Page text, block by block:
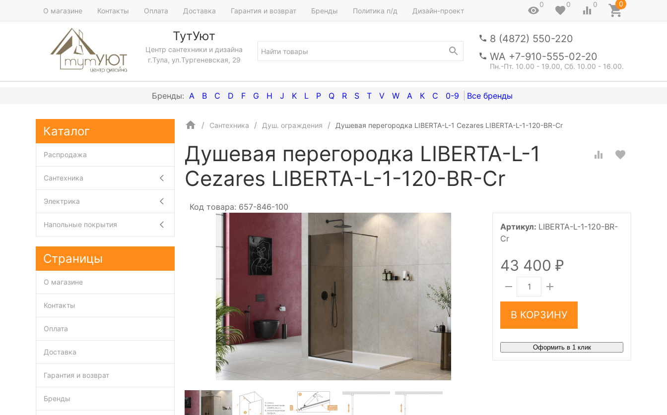
О магазине Контакты Оплата Доставка Гарантия и возврат Бренды Политика п/д Дизайн-проект
0 0 0 0
ТутУют
Центр сантехники и дизайна
г.Тула, ул.Тургеневская, 29
8 (4872) 550-220
WA +7-910-555-02-20
Пн.-Пт. 10.00 - 19.00, Сб. 10.00 - 16.00.
A B C D F G H J K L P Q R S T V W А К С 0-9
Сантехника Душ. ограждения Душевая перегородка LIBERTA-L-1 Cezares LIBERTA-L-1-120-BR-Cr
Душевая перегородка LIBERTA-L-1
Cezares LIBERTA-L-1-120-BR-Cr
Код товара: 657-846-100
Артикул: LIBERTA-L-1-120-BR-
Cr
43 400 ₽
В КОРЗИНУ
Оформить в 1 клик
Каталог
Распродажа
Сантехника
Электрика
Напольные покрытия
Страницы
О магазине
Контакты
Оплата
Доставка
Гарантия и возврат
Бренды